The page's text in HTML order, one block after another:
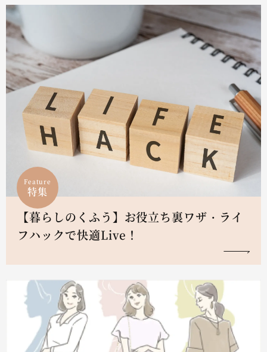
Feature
特集
【暮らしのくふう】お役立ち裏ワザ・ライ
フハックで快適Live！